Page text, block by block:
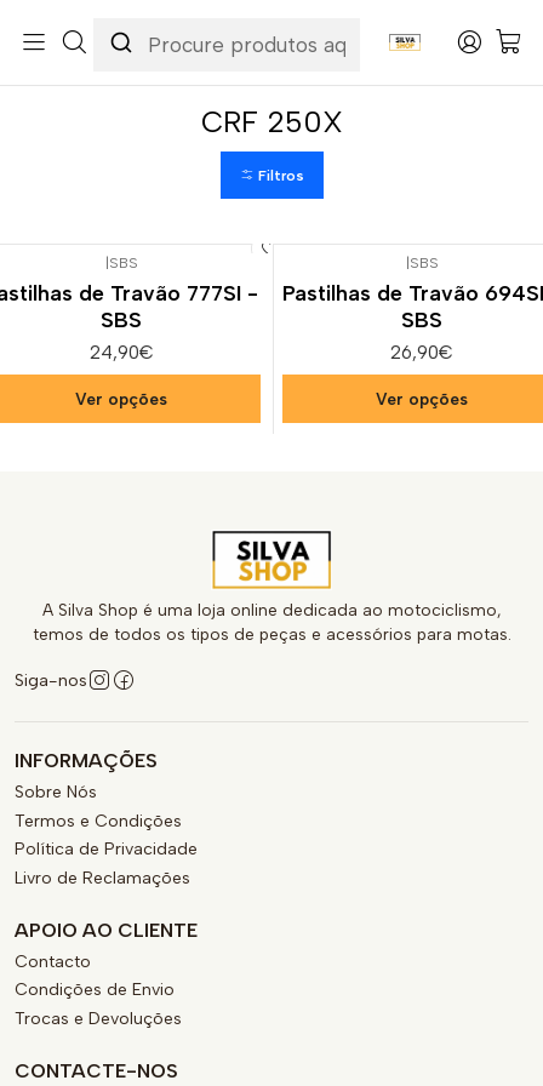
Suspensão & Travões
Pastilhas de Travão Honda CRF 250X
CRF 250X
Filtros
|SBS
de Travão 777SI -
SBS
24,90€
Ver opções
|SBS
Pastilhas de Travão
SBS
26,90€
Ver opções
A Silva Shop é uma loja online dedicada ao motociclismo,
temos de todos os tipos de peças e acessórios para motas.
Siga-nos
INFORMAÇÕES
Sobre Nós
Termos e Condições
Política de Privacidade
Livro de Reclamações
APOIO AO CLIENTE
Contacto
Condições de Envio
Trocas e Devoluções
CONTACTE-NOS